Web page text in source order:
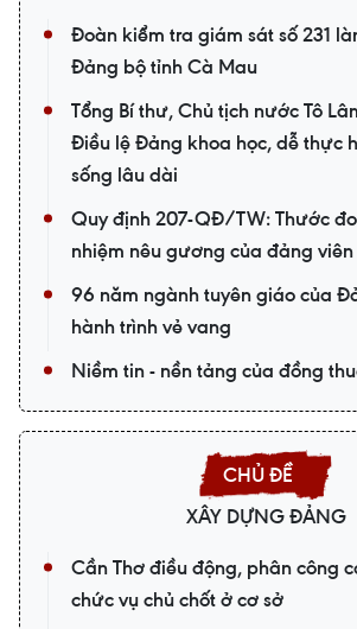
Đoàn kiểm tra giám sát số 231
Đảng bộ tỉnh Cà Mau
Tổng Bí thư, Chủ tịch nước Tô
Điều lệ Đảng khoa học, dễ thực
sống lâu dài
Quy định 207-QĐ/TW: Thước
nhiệm nêu gương của đảng viên
96 năm ngành tuyên giáo của
hành trình vẻ vang
Niềm tin - nền tảng của đồng
XÂY DỰNG ĐẢNG
Cần Thơ điều động, phân công
chức vụ chủ chốt ở cơ sở